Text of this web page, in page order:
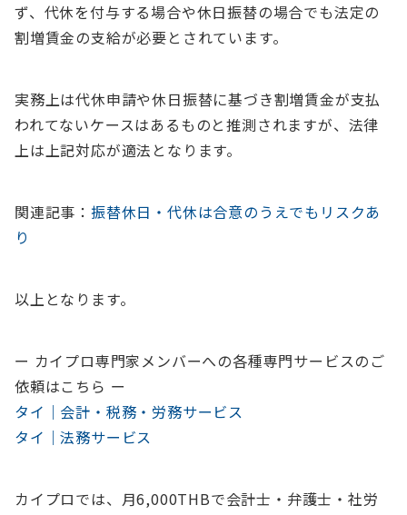
ず、代休を付与する場合や休日振替の場合でも法定の
割増賃金の支給が必要とされています。
実務上は代休申請や休日振替に基づき割増賃金が支払
われてないケースはあるものと推測されますが、法律
上は上記対応が適法となります。
関連記事： 振替休日・代休は合意のうえでもリスクあ
り
以上となります。
ー カイプロ専門家メンバーへの各種専門サービスのご
依頼はこちら ー
タイ｜会計・税務・労務サービス
タイ｜法務サービス
カイプロでは、 月6,000THBで会計士・弁護士・社労